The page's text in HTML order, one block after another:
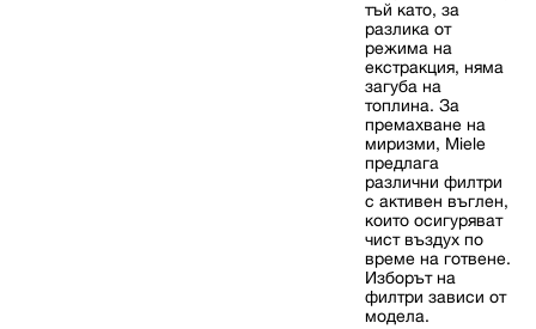
тъй като, за
разлика от
режима на
екстракция, няма
загуба на
топлина. За
премахване на
миризми, Miele
предлага
различни филтри
с активен въглен,
които осигуряват
чист въздух по
време на готвене.
Изборът на
филтри зависи от
модела.